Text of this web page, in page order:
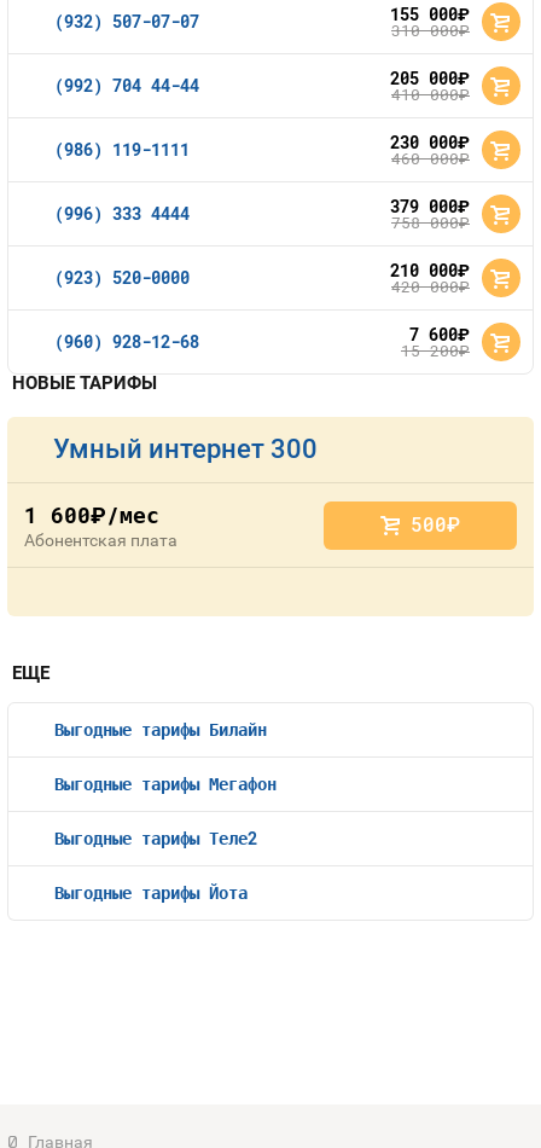
(932) 507-07-07 155 000руб.
310 000руб.
(992) 704 44-44 205 000руб.
410 000руб.
(986) 119-1111 230 000руб.
460 000руб.
(996) 333 4444 379 000руб.
758 000руб.
(923) 520-0000 210 000руб.
420 000руб.
(960) 928-12-68 7 600руб.
15 200руб.
НОВЫЕ ТАРИФЫ
Умный интернет 300
1 600руб./мес
Абонентская плата
500руб.
ЕЩЕ
Выгодные тарифы Билайн
Выгодные тарифы Мегафон
Выгодные тарифы Теле2
Выгодные тарифы Йота